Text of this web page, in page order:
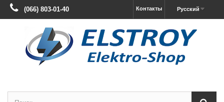
Русский
Контакты
(066) 803-01-40